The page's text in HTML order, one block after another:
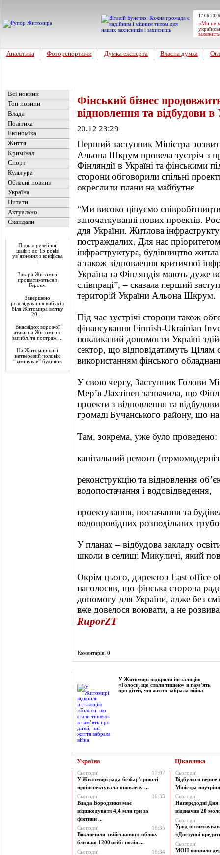
«Ми не
Аналітика Фоторепортажи Думка експерта Власна думка
Всі новини
Топ-новини
Влада
Політика
Економіка
Життя
Кримінал
Спорт
Культура
Обласні новини
Україна
Цитати
Актуально
Скандали
Підпал релейної
шафи: до 15 років
ув’язнення з конфіска
Завтра Житомир
прощатиметься з
Героєм
Завершено
розслідування вибухів
біля Житомира влітку
20 ...
Внаслідок ворожої
атаки на Житомир є
загиблі та постраж ...
На Житомирщині
нетверезий чоловік
“замінував” будинок
Фінський бізнес
відновлення та відбудови в
20.12 23:29
Перший заступник Міністра
Альона Шкрум провела зустріч з
Фінляндії в Україні та фінськими
сторони обговорили спільні
окреслили плани на майбутнє.
“Ми високо цінуємо
започаткуванні нових проектів.
для України. Житлова
постраждалих. Для нас
інфраструктура, будівництво
а також відновлення критичної
Україна та Фінляндія мають дуже
співпраці”, – сказала перший
територій України Альона Шкрум.
Під час зустрічі сторони також
фінансування Finnish-Ukrainian
покликаний допомогти Україні
сектор, що відповідатимуть
використанням фінського
У свою чергу, Заступник Голови
Мер’я Лахтінен зазначила, що
проекти з відновлення та
громаді Бучанського району, що
Там, зокрема, уже було проведено:
капітальний ремонт
реконструкцію та відновлення
водопостачання і водовідведення,
проектування, постачання та
водопровідних розподільних
У планах – відбудова закладу
школи в селищі Микуличі, який
Окрім цього, директор East office
наголосив, що фінська сторона
допомогу для України, адже без
вже довелося воювати, а не
RuporZT
Коментарів: 0
У Житомирі відкрили інсталяцію
«Голоси, що стали тишею» в пам’ять
про дітей, чиї життя забрала війна
Україна Цікавинка
Сьогодні
17:07
У Житомирі рада безбар’єрності
проінспектувала оновлену ...
Сьогодні
16:35
Влада Бородянки має
відшкодувати 4,4 млн грн за
фіктивн ...
Сьогодні
16:35
Виключили з військового обліку
близько 1200 осіб: поліц ...
Сьогодні
16:34
Сьогодні
Відбулося перше
Міністра
Сьогодні
Напередодні Дня
відзначив 20
Сьогодні
Уряд
«Доступні
Сьогодні
МОН оновило